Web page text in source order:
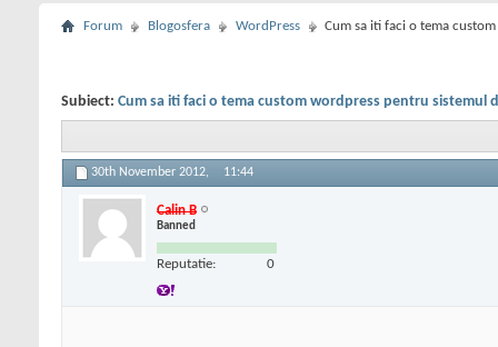
Forum Blogosfera WordPress Cum sa iti faci o tema
Subiect: Cum sa iti faci o tema custom wordpress pentru sistemul
30th November 2012, 11:44
Calin B
Banned
Reputatie: 0